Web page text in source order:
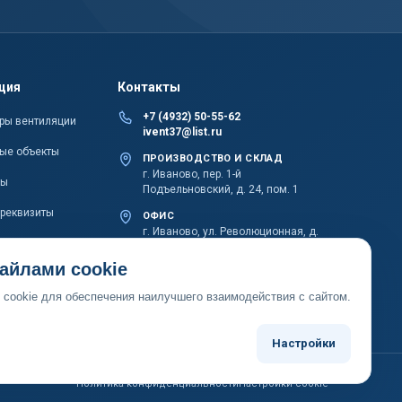
вентиляции
объекты
Контакты
+7 (4932) 50-55-62
ivent37@list.ru
ПРОИЗВОДСТВО И СКЛАД
г. Иваново, пер. 1-й
Подъельновский, д. 24, пом. 1
ОФИС
г. Иваново, ул. Революционная, д.
Политика конфиденциальностиНастройки cookie
cookie
для обеспечения наилучшего взаимодействия с сайтом.
Настройки